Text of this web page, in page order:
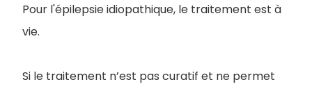
Pour l'épilepsie idiopathique, le traitement est à
vie.
Si le traitement n’est pas curatif et ne permet